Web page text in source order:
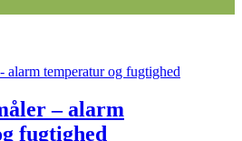
– alarm
fugtighed